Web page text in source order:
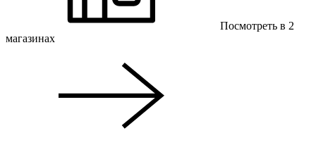
Посмотреть в 2
магазинах